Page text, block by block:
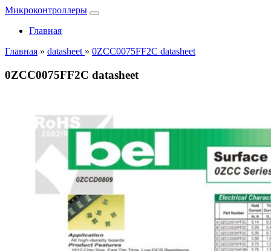
Микроконтроллеры
Главная
Главная » datasheet » 0ZCC0075FF2C datasheet
0ZCC0075FF2C datasheet